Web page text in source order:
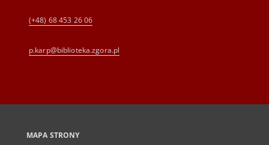
(+48) 68 453 26 06
p.karp@biblioteka.zgora.pl
MAPA STRONY